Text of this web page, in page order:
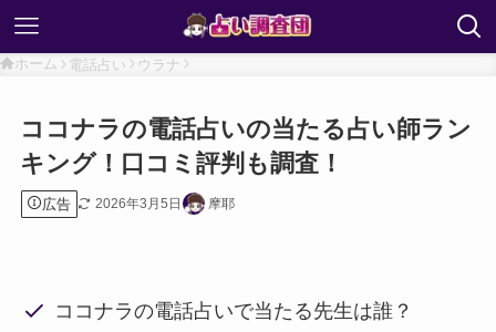
ホーム 電話占い ウラナ
ココナラの電話占いの当たる占い師ラン
キング！口コミ評判も調査！
広告 2026年3月5日 摩耶
ココナラの電話占いで当たる先生は誰？